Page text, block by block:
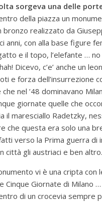
sorgeva una delle
della piazza un
bronzo realizzato da
anni, con alla base figure
e il topo, l’elefante … no
Dicevo, c’e’ anche un
e forza dell’insurrezione
nel ’48 dominavano
giornate quelle che
il maresciallo Radetzky,
che questa era solo una
verso la Prima guerra di
città gli austriaci e ben altro.
vi è una cripta con
Cinque Giornate di Milano
di un crocevia sempre